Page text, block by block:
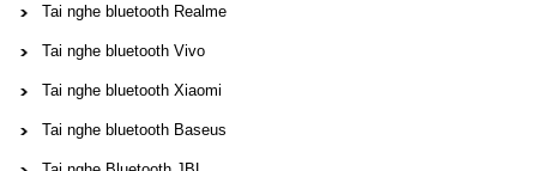
Tai nghe bluetooth Realme
Tai nghe bluetooth Vivo
Tai nghe bluetooth Xiaomi
Tai nghe bluetooth Baseus